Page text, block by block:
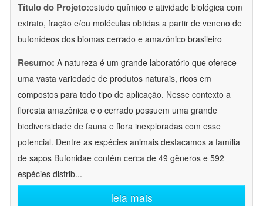
Título do Projeto:estudo químico e atividade biológica com
extrato, fração e/ou moléculas obtidas a partir de veneno de
bufonídeos dos biomas cerrado e amazônico brasileiro
Resumo: A natureza é um grande laboratório que oferece
uma vasta variedade de produtos naturais, ricos em
compostos para todo tipo de aplicação. Nesse contexto a
floresta amazônica e o cerrado possuem uma grande
biodiversidade de fauna e flora inexploradas com esse
potencial. Dentre as espécies animais destacamos a família
de sapos Bufonidae contém cerca de 49 gêneros e 592
espécies distrib...
leia mais